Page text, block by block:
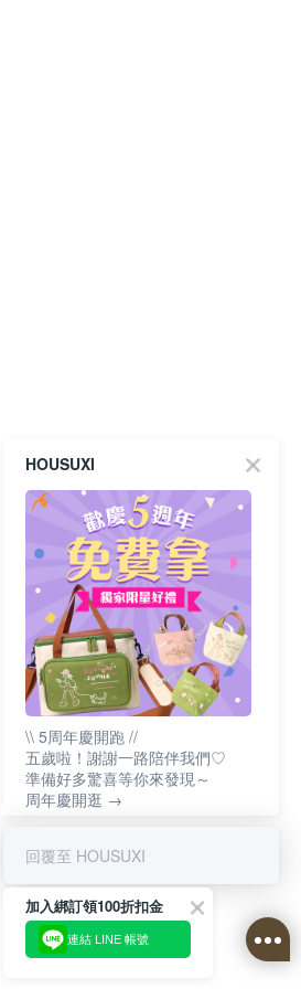
HOUSUXI
\\ 5周年慶開跑 //
五歲啦！謝謝一路陪伴我們♡
準備好多驚喜等你來發現～
周年慶開逛 →
回覆至 HOUSUXI
加入綁訂領100折扣金
連結 LINE 帳號